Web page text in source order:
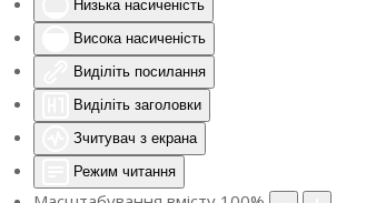
Низька насиченість
Висока насиченість
Виділіть посилання
Виділіть заголовки
Зчитувач з екрана
Режим читання